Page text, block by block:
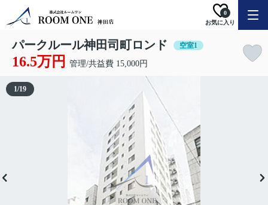
お気に入り
0
パークルール神田司町ロンド 空室1
16.5万円 管理/共益費 15,000円
1/19